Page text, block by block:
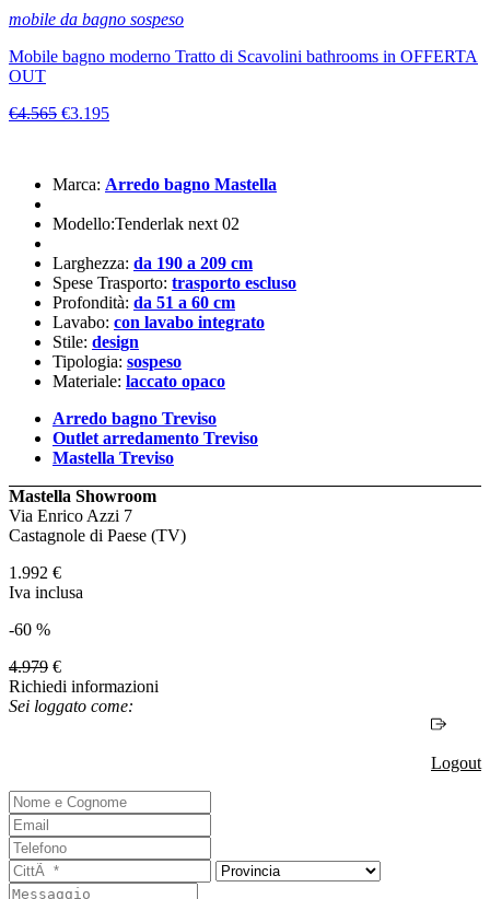
mobile da bagno sospeso
Mobile bagno moderno Tratto di Scavolini bathrooms in OFFERTA
OUT
€4.565 €3.195
Marca: Arredo bagno Mastella
Modello:Tenderlak next 02
Larghezza: da 190 a 209 cm
Spese Trasporto: trasporto escluso
Profondità: da 51 a 60 cm
Lavabo: con lavabo integrato
Stile: design
Tipologia: sospeso
Materiale: laccato opaco
Arredo bagno Treviso
Outlet arredamento Treviso
Mastella Treviso
Mastella Showroom
Via Enrico Azzi 7
Castagnole di Paese (TV)
1.992 €
Iva inclusa
-60 %
4.979 €
Richiedi informazioni
Sei loggato come:
Logout